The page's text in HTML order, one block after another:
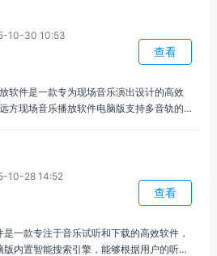
你可以随时切换不同的音乐氛围。
10-30 10:53
查看
软件是一款专为现场音乐演出设计的高效
方现场音乐播放软件电脑版支持多音轨的
个演出过程中的音频效果始终保持最佳状
10-28 14:52
查看
一款专注于音乐试听和下载的高效软件，
内置智能搜索引擎，能够根据用户的听歌